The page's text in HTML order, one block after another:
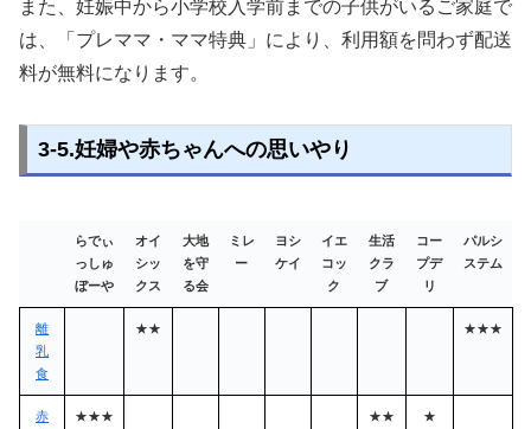
また、妊娠中から小学校入学前までの子供がいるご家庭で
は、「プレママ・ママ特典」により、利用額を問わず配送
料が無料になります。
3-5.妊婦や赤ちゃんへの思いやり
らでぃ
っしゅ
ぼーや
オイ
シッ
クス
大地
を守
る会
ミレ
ー
ヨシ
ケイ
イエ
コッ
ク
生活
クラ
ブ
コー
プデ
リ
パルシ
ステム
離
乳
食
★★ ★★★
赤
★★★ ★★ ★